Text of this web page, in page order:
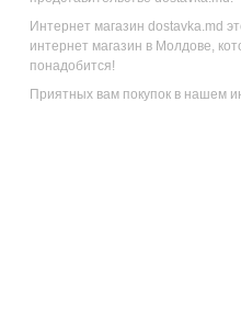
Интернет магазин dostavka.md
интернет магазин в Молдове,
понадобится!
Приятных вам покупок в нашем